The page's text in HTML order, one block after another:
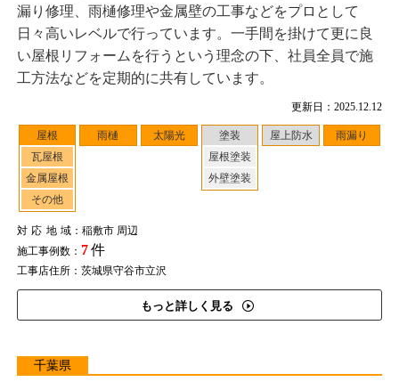
更新日：2025.12.12
屋根
瓦屋根
金属屋根
その他
雨樋 太陽光
塗装
屋根塗装
外壁塗装
屋上防水 雨漏り
対応地域：稲敷市 周辺
施工事例数： 7件
工事店住所：茨城県守谷市立沢
もっと詳しく見る
漏り修理、雨樋修理や金属壁の工事などをプロとして
日々高いレベルで行っています。一手間を掛けて更に良
い屋根リフォームを行うという理念の下、社員全員で施
工方法などを定期的に共有しています。
千葉県